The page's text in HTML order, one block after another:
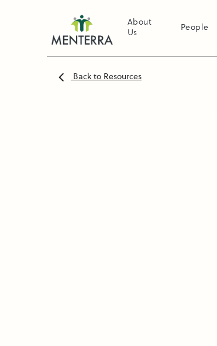
About
Us
People
Back to Resources